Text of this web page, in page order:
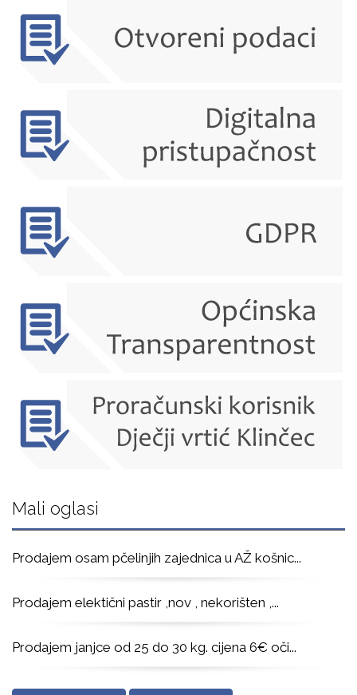
Mali oglasi
Prodajem osam pčelinjih zajednica u AŽ košnic...
Prodajem elektični pastir ,nov , nekorišten , ...
Prodajem janjce od 25 do 30 kg. cijena 6€ oči...